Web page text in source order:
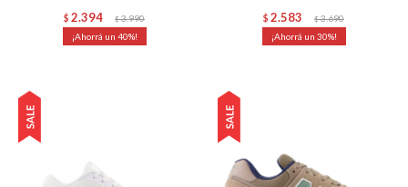
$ 2.394 $ 3.990
40
$ 2.583 $ 3.690
30